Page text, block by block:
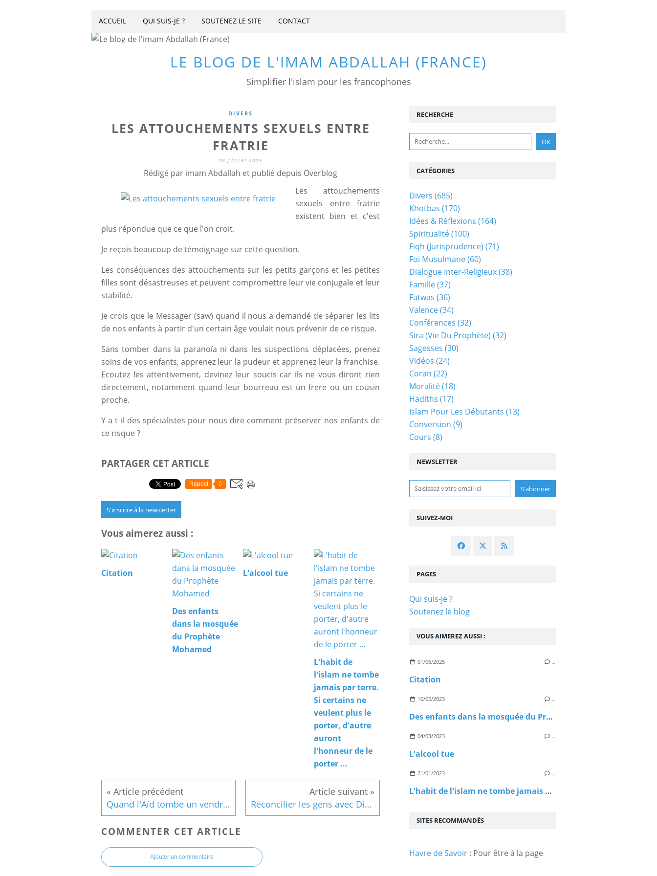
LE BLOG DE L'IMAM ABDALLAH (FRANCE)
Simplifier l'islam pour les francophones
ACCUEIL QUI SUIS-JE ? SOUTENEZ LE SITE CONTACT
DIVERS
LES ATTOUCHEMENTS SEXUELS ENTRE
FRATRIE
19 JUILLET 2015
Rédigé par imam Abdallah et publié depuis Overblog
Les attouchements
sexuels entre fratrie
existent bien et c'est
plus répondue que ce que l'on croit.
Je reçois beaucoup de témoignage sur cette question.
Les conséquences des attouchements sur les petits garçons et les petites
filles sont désastreuses et peuvent compromettre leur vie conjugale et leur
stabilité.
Je crois que le Messager (saw) quand il nous a demandé de séparer les lits
de nos enfants à partir d'un certain âge voulait nous prévenir de ce risque.
Sans tomber dans la paranoïa ni dans les suspections déplacées, prenez
soins de vos enfants, apprenez leur la pudeur et apprenez leur la franchise.
Ecoutez les attentivement, devinez leur soucis car ils ne vous diront rien
directement, notamment quand leur bourreau est un frere ou un cousin
proche.
Y a t il des spécialistes pour nous dire comment préserver nos enfants de
ce risque ?
PARTAGER CET ARTICLE
Repost 0
S'inscrire à la newsletter
Vous aimerez aussi :
Citation
Des enfants
dans la mosquée
du Prophète
Mohamed
L'alcool tue
L'habit de
l'islam ne tombe
jamais par terre.
Si certains ne
veulent plus le
porter, d'autre
auront
l'honneur de le
porter ...
Quand l'Aïd tombe un vendredi Réconcilier les gens avec Dieu
COMMENTER CET ARTICLE
Ajouter un commentaire
NEWSLETTER
SUIVEZ-MOI
RECHERCHE
VOUS AIMEREZ AUSSI :
01/06/2025 …
Citation
10/05/2023 …
Des enfants dans la mosquée du Prophète Mohamed
04/03/2023 …
L'alcool tue
21/01/2023 …
L'habit de l'islam ne tombe jamais par terre. Si certains ne veulent plus le porter, d'autre auront l'honneur de le porter ...
PAGES
Qui suis-je ?
Soutenez le blog
CATÉGORIES
Divers (685)
Khotbas (170)
Idées & Réflexions (164)
Spiritualité(100)
Fiqh (jurisprudence) (71)
Foi Musulmane(60)
Dialogue Inter-Religieux(38)
Famille(37)
Fatwas (36)
Valence(34)
Conférences (32)
Sira (vie Du Prophète) (32)
Sagesses (30)
Vidéos (24)
Coran (22)
Moralité(18)
Hadiths (17)
Islam Pour Les Débutants (13)
Conversion (9)
Cours (8)
SITES RECOMMANDÉS
Havre de Savoir : Pour être à la page